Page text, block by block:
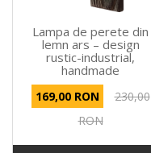
Lampa de perete din
lemn ars – design
rustic-industrial,
handmade
169,00 RON
230,00
RON